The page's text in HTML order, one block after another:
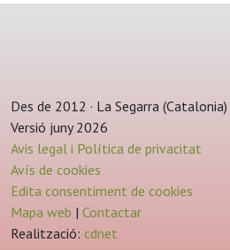
Des de 2012 · La Segarra (Catalonia)
Versió juny 2026
Avis legal i Política de privacitat
Avís de cookies
Edita consentiment de cookies
Mapa web | Contactar
Realització: cdnet